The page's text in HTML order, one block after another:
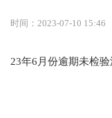
时间：2023-07-10 15:46
23年6月份逾期未检